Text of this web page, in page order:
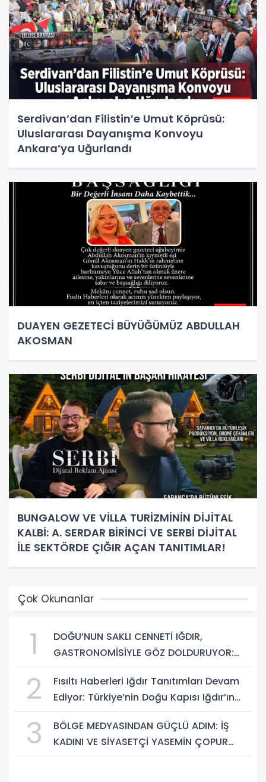
Serdivan’dan Filistin’e Umut Köprüsü:
Uluslararası Dayanışma Konvoyu
Ankara’ya Uğurlandı
DUAYEN GEZETECİ BÜYÜĞÜMÜZ ABDULLAH
AKOSMAN
BUNGALOW VE VİLLA TURİZMİNİN DİJİTAL
KALBİ: A. SERDAR BİRİNCİ VE SERBİ DİJİTAL
İLE SEKTÖRDE ÇIĞIR AÇAN TANITIMLAR!
Çok Okunanlar
1
DOĞU’NUN SAKLI CENNETİ IĞDIR,
GASTRONOMİSİYLE GÖZ DOLDURUYOR:
BULUŞMA NOKTASI
2
Fısıltı Haberleri Iğdır Tanıtımları Devam
Ediyor: Türkiye’nin Doğu Kapısı Iğdır’ın
3
BÖLGE MEDYASINDAN GÜÇLÜ ADIM: İŞ
KADINI VE SİYASETÇİ YASEMİN ÇOPUR